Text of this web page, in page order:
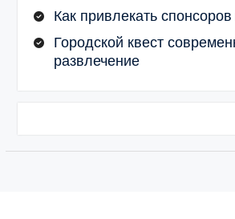
Как привлекать
Городской квест
развлечение